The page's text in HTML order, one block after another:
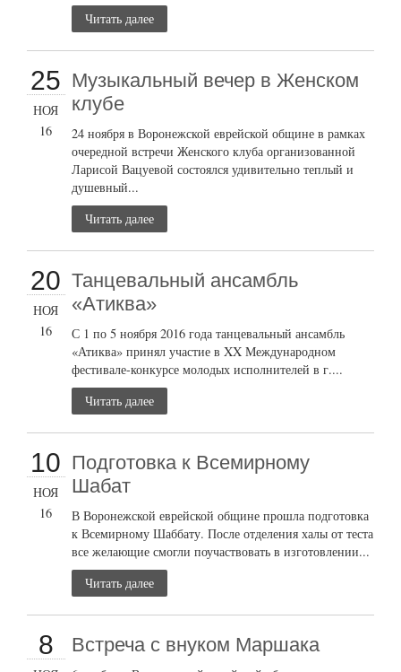
Читать далее
25
НОЯ
16
Музыкальный вечер в Женском
клубе
24 ноября в Воронежской еврейской общине в рамках
очередной встречи Женского клуба организованной
Ларисой Вацуевой состоялся удивительно теплый и
душевный...
Читать далее
20
НОЯ
16
Танцевальный ансамбль
«Атиква»
С 1 по 5 ноября 2016 года танцевальный ансамбль
«Атиква» принял участие в XX Международном
фестивале-конкурсе молодых исполнителей в г....
Читать далее
10
НОЯ
16
Подготовка к Всемирному
Шабат
В Воронежской еврейской общине прошла подготовка
к Всемирному Шаббату. После отделения халы от теста
все желающие смогли поучаствовать в изготовлении...
Читать далее
8 Встреча с внуком Маршака